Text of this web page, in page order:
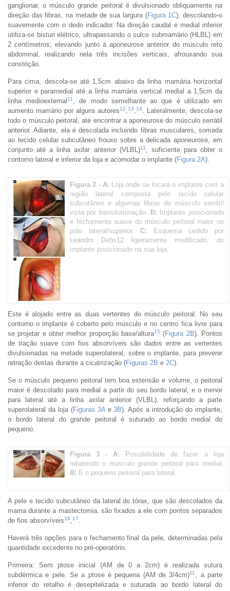
ganglionar, o músculo grande peitoral é divulsionado obliquamente na
direção das fibras, na metade de sua largura (Figura 1C), descolando-o
suavemente com o dedo indicador. Na direção caudal e medial inferior
utiliza-se bisturi elétrico, ultrapassando o sulco submamário (HLBL) em
2 centímetros; elevando junto à aponeurose anterior do músculo reto
abdominal, realizando nela três incisões verticais, afrouxando sua
constrição.
Para cima, descola-se até 1,5cm abaixo da linha mamária horizontal
superior e paramedial até a linha mamária vertical medial a 1,5cm da
linha medioexternal11
, de modo semelhante ao que é utilizado em
aumento mamário por alguns autores12 ,13 ,14
. Lateralmente, descola-se
todo o músculo peitoral, até encontrar a aponeurose do músculo serrátil
anterior. Adiante, ela é descolada incluindo fibras musculares, somada
ao tecido celular subcutâneo frouxo sobre a delicada aponeurose, em
conjunto até a linha axilar anterior (VLBL)11
, suficiente para obter o
contorno lateral e inferior da loja e acomodar o implante (Figura 2A).
Figura 2 - A: Loja onde se locará o implante com a
região lateral composta pelo tecido celular
subcutâneo e algumas fibras do músculo serrátil
vista por transiluminação.
B: Implante posicionado
e fechamento suave do músculo peitoral maior no
polo lateral/superior.C: Esquema cedido por
Leandro Debs12 ligeiramente modificado, do
implante posicionado na sua loja.
Este é alojado entre as duas vertentes do músculo peitoral. No seu
contorno o implante é coberto pelo músculo e no centro fica livre para
se projetar e obter melhor proporção base/altura15 (Figura 2B). Pontos
de tração suave com fios absorvíveis são dados entre as vertentes
divulsionadas na metade superolateral, sobre o implante, para prevenir
retração destas durante a cicatrização (Figuras 2B e 2C).
Se o músculo pequeno peitoral tem boa extensão e volume, o peitoral
maior é descolado para medial a partir do seu bordo lateral, e o menor
para lateral até a linha axilar anterior (VLBL), reforçando a parte
superolateral da loja (Figuras 3Ae3B). Após a introdução do implante,
o bordo lateral do grande peitoral é suturado ao bordo medial do
pequeno.
Figura 3 - A: Possibilidade de fazer a loja
rebatendo o músculo grande peitoral para medial.
B: E o pequeno peitoral para lateral.
A pele e tecido subcutâneo da lateral do tórax, que são descolados da
mama durante a mastectomia, são fixados a ele com pontos separados
de fios absorvíveis16 17
Haverá três opções para o fechamento final da pele, determinadas pela
quantidade excedente no pré-operatório.
Primeira: Sem ptose inicial (AM de 0 a 2cm) é realizada sutura
subdérmica e pele. Se a ptose é pequena (AM de 3/4cm)11
, a parte
inferior do retalho é desepitelizada e suturada ao bordo lateral do